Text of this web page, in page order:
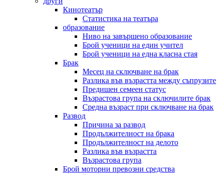
Кинотеатър
Статистика на театъра
образование
Ниво на завършено образование
Брой ученици на един учител
Брой ученици на една класна стая
Брак
Месец на сключване на брак
Разлика във възрастта между съпрузите
Предишен семеен статус
Възрастова група на сключилите брак
Средна възраст при сключване на брак
Развод
Причина за развод
Продължителност на брака
Продължителност на делото
Разлика във възрастта
Възрастова група
Брой моторни превозни средства